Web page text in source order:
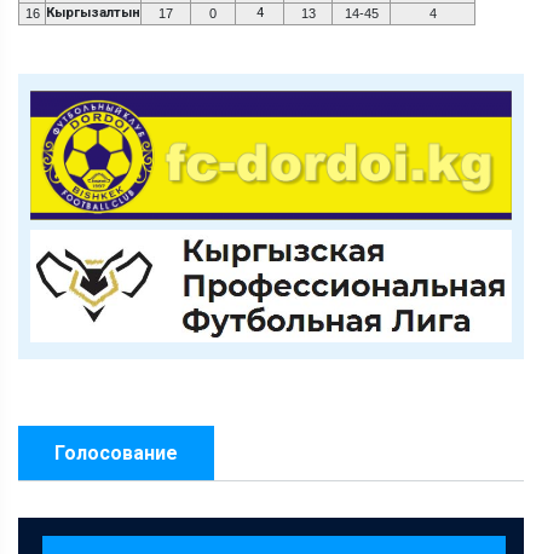
16 Кыргызалтын 17 0 4 13 14-45 4
Голосование